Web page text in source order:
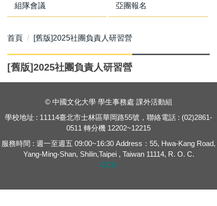
組隊會議
亞團報名
首頁 [舊版]2025社團負責人研習營
[舊版]2025社團負責人研習營
© 中國文化大學 學生事務處 課外活動組
學校地址 : 11114臺北市士林區華岡路55號，聯絡電話 : (02)2861-
0511 轉分機 12202~12215
服務時間 : 週一至週五 09:00~16:30 Address：55, Hwa-Kang Road,
Yang-Ming-Shan, Shilin,Taipei , Taiwan 11114, R. O. C.
CCU